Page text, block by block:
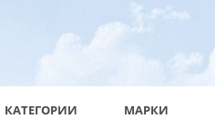
КАТЕГОРИИ МАРКИ